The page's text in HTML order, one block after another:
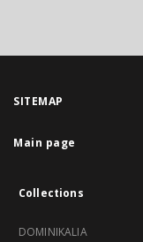
SITEMAP
Main page
Collections
DOMINIKALIA